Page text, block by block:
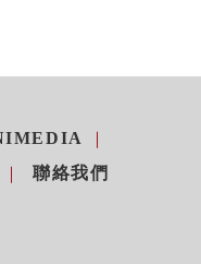
聯絡我們